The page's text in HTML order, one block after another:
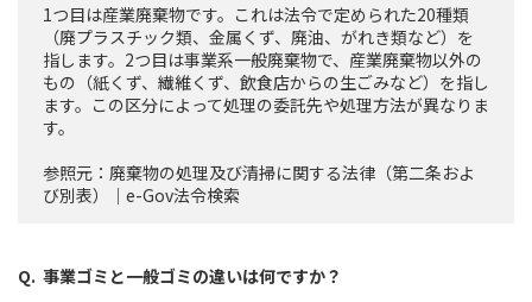
1つ目は産業廃棄物です。これは法令で定められた20種類
（廃プラスチック類、金属くず、廃油、がれき類など）を
指します。2つ目は事業系一般廃棄物で、産業廃棄物以外の
もの（紙くず、繊維くず、飲食店からの生ごみなど）を指し
ます。この区分によって処理の委託先や処理方法が異なりま
す。
参照元： 廃棄物の処理及び清掃に関する法律（第二条およ
び別表）｜e-Gov法令検索
事業ゴミと一般ゴミの違いは何ですか？